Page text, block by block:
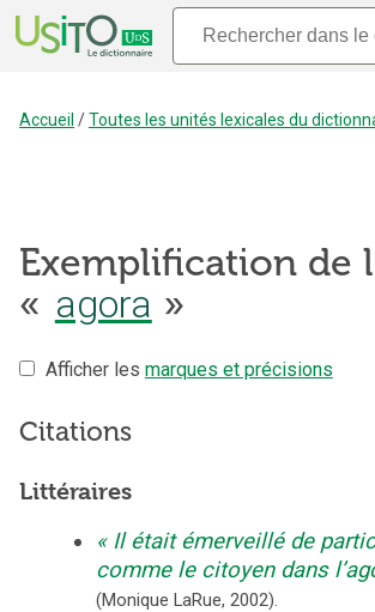
Accueil /Toutes les unités lexicales du
Exemplification de
« agora »
Afficher les marques et précisions
Citations
Littéraires
Il était émerveillé de
comme le citoyen dans
(Monique LaRue, 2002).